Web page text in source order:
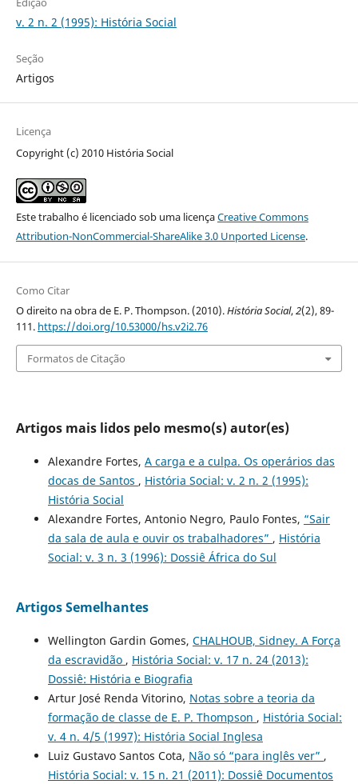
v. 2 n. 2 (1995): História Social
Seção
Artigos
Licença
Copyright (c) 2010 História Social
Este trabalho é licenciado sob uma licençaCreative Commons
Attribution-NonCommercial-ShareAlike 3.0 Unported License.
Como Citar
O direito na obra de E. P. Thompson. (2010).História Social,2(2), 89-
111. https://doi.org/10.53000/hs.v2i2.76
Formatos de Citação
Artigos mais lidos pelo mesmo(s) autor(es)
Alexandre Fortes, A carga e a culpa. Os operários das
docas de Santos , História Social: v. 2 n. 2 (1995):
História Social
Alexandre Fortes, Antonio Negro, Paulo Fontes, “Sair
da sala de aula e ouvir os trabalhadores” , História
Social: v. 3 n. 3 (1996): Dossiê África do Sul
Artigos Semelhantes
Wellington Gardin Gomes, CHALHOUB, Sidney. A Força
da escravidão , História Social: v. 17 n. 24 (2013):
Dossiê: História e Biografia
Artur José Renda Vitorino, Notas sobre a teoria da
formação de classe de E. P. Thompson , História Social:
v. 4 n. 4/5 (1997): História Social Inglesa
Luiz Gustavo Santos Cota, Não só “para inglês ver” ,
História Social: v. 15 n. 21 (2011): Dossiê Documentos